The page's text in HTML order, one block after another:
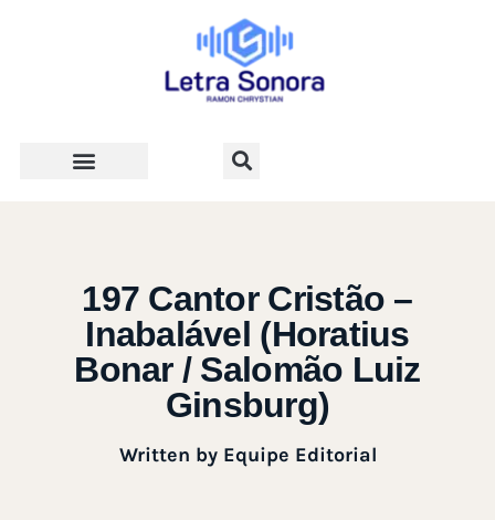
197 Cantor Cristão –
Inabalável (Horatius
Bonar / Salomão Luiz
Ginsburg)
Written byEquipe Editorial